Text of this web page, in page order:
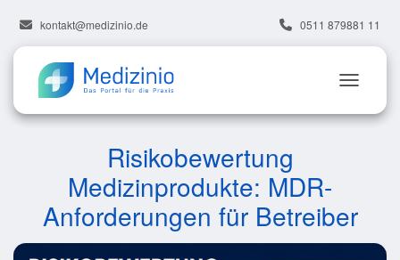
kontakt@medizinio.de 0511 879881 11
Risikobewertung
Medizinprodukte: MDR-
Anforderungen für Betreiber